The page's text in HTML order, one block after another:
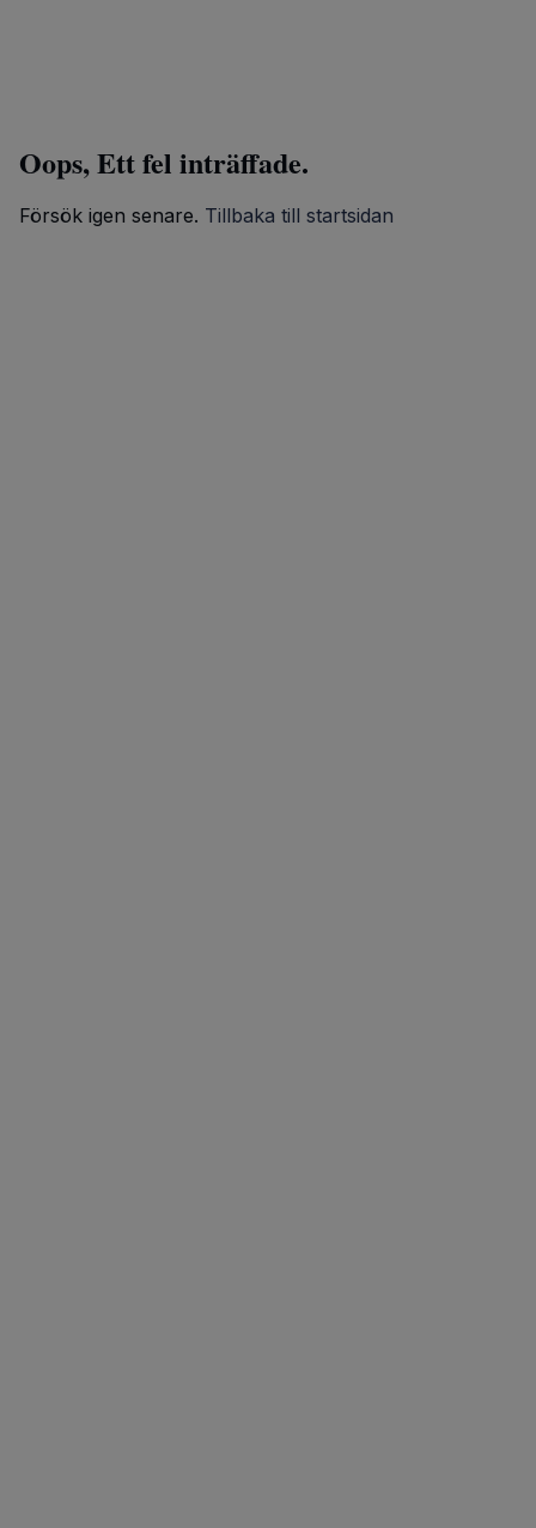
Oops, Ett fel inträffade.
Försök igen senare. Tillbaka till startsidan